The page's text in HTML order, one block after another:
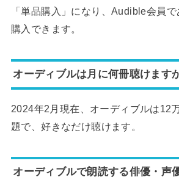
「単品購入」になり、Audible会員
購入できます。
オーディブルは月に何冊聴けます
2024年2月現在、オーディブルは12
題で、好きなだけ聴けます。
オーディブルで朗読する俳優・声